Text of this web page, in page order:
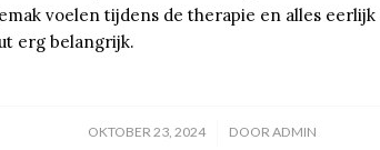
voelen tijdens de therapie en alles
erg belangrijk.
OKTOBER 23, 2024
/ DOORADMIN